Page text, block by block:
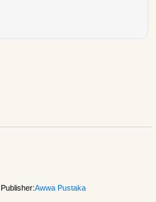
Publisher:Awwa Pustaka